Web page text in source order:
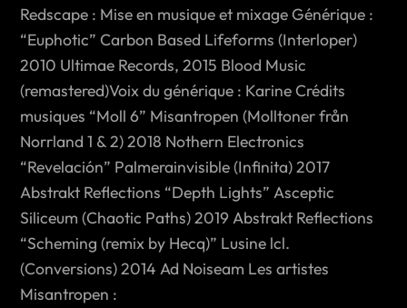
Redscape : Mise en musique et mixage Générique :
“Euphotic” Carbon Based Lifeforms (Interloper)
2010 Ultimae Records, 2015 Blood Music
(remastered)Voix du générique : Karine Crédits
musiques “Moll 6” Misantropen (Molltoner från
Norrland 1 & 2) 2018 Nothern Electronics
“Revelación” Palmerainvisible (Infinita) 2017
Abstrakt Reflections “Depth Lights” Asceptic
Siliceum (Chaotic Paths) 2019 Abstrakt Reflections
“Scheming (remix by Hecq)” Lusine lcl.
(Conversions) 2014 Ad Noiseam Les artistes
Misantropen :